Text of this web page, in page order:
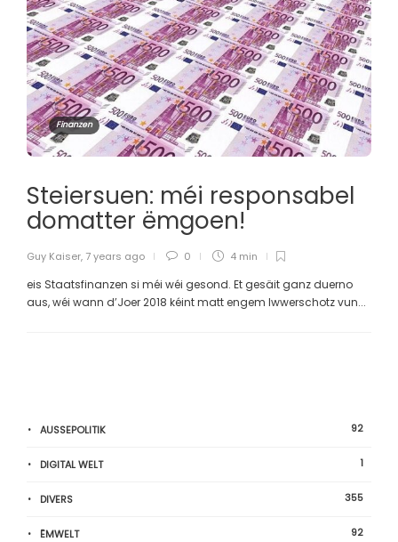
Finanzen
Steiersuen: méi responsabel
domatter ëmgoen!
Guy Kaiser, 7 years ago 0 4 min
eis Staatsfinanzen si méi wéi gesond. Et gesäit ganz duerno
aus, wéi wann d’Joer 2018 kéint matt engem Iwwerschotz vun...
AUSSEPOLITIK 92
DIGITAL WELT 1
DIVERS 355
ËMWELT 92